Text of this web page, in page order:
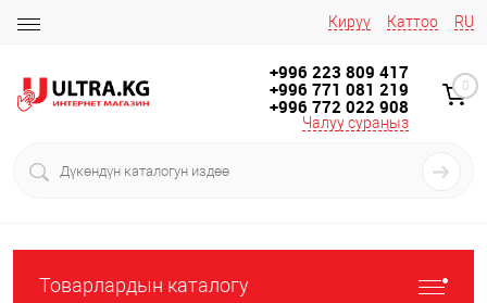
Кирүү Каттоо RU
+996 223 809 417
+996 771 081 219
+996 772 022 908
Чалуу сураңыз
0
Товарлардын каталогу